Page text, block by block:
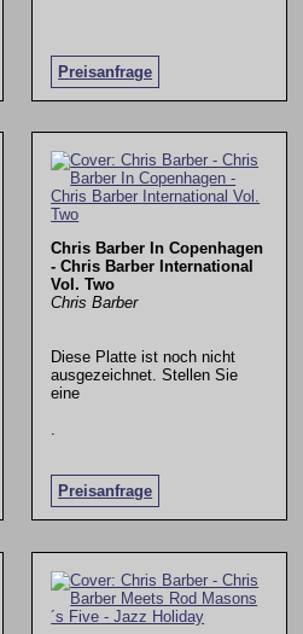
Preisanfrage
Chris Barber In Copenhagen
- Chris Barber International
Vol. Two
Chris Barber
Diese Platte ist noch nicht
ausgezeichnet. Stellen Sie
eine
Preisanfrage